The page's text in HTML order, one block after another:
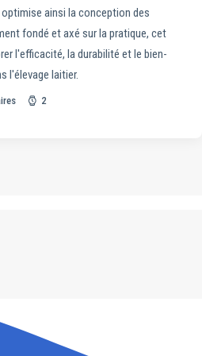
ainsi la conception des
fondé et axé sur la pratique, cet
l'efficacité, la durabilité et le bien-
l'élevage laitier.
2